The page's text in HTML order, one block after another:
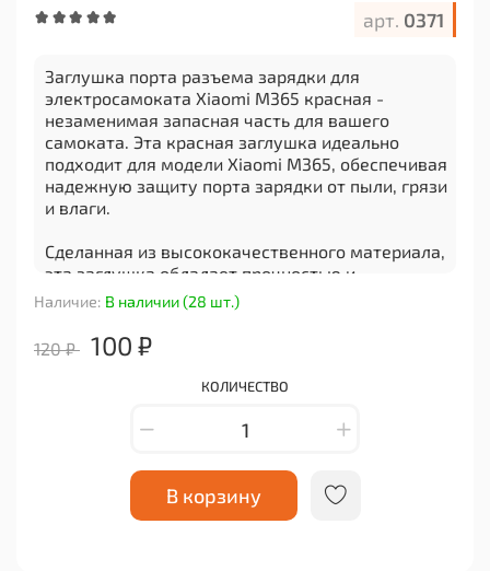
арт. 0371
Наличие: В наличии (28 шт.)
120 ₽ 100 ₽
КОЛИЧЕСТВО
В корзину
Заглушка порта разъема зарядки для
электросамоката Xiaomi M365 красная -
незаменимая запасная часть для вашего
самоката. Эта красная заглушка идеально
подходит для модели Xiaomi M365, обеспечивая
надежную защиту порта зарядки от пыли, грязи
и влаги.
Сделанная из высококачественного материала,
эта заглушка обладает прочностью и
долговечностью, что гарантирует ее долгий
срок службы. Она легко устанавливается на
порт зарядки самоката и надежно фиксируется,
не позволяя попаданию посторонних предметов
Кроме того, красный цвет заглушки придает
вид. Он привлекает внимание окружающих и
делает ваш самокат более узнаваемым.